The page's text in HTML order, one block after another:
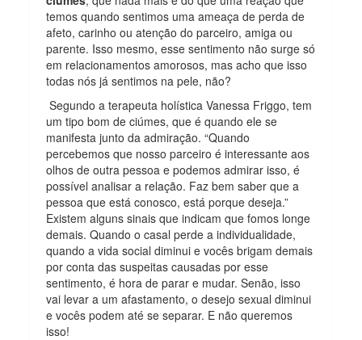
temos quando sentimos uma ameaça de perda de
afeto, carinho ou atenção do parceiro, amiga ou
parente. Isso mesmo, esse sentimento não surge só
em relacionamentos amorosos, mas acho que isso
todas nós já sentimos na pele, não?
Segundo a terapeuta holística Vanessa Friggo, tem
um tipo bom de ciúmes, que é quando ele se
manifesta junto da admiração. “Quando
percebemos que nosso parceiro é interessante aos
olhos de outra pessoa e podemos admirar isso, é
possível analisar a relação. Faz bem saber que a
pessoa que está conosco, está porque deseja.”
Existem alguns sinais que indicam que fomos longe
demais. Quando o casal perde a individualidade,
quando a vida social diminui e vocês brigam demais
por conta das suspeitas causadas por esse
sentimento, é hora de parar e mudar. Senão, isso
vai levar a um afastamento, o desejo sexual diminui
e vocês podem até se separar. E não queremos
isso!